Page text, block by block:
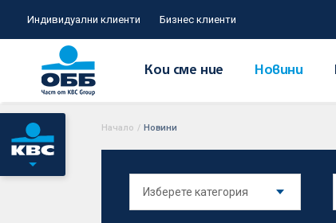
Индивидуални клиенти Бизнес клиенти
Кои сме ние Новини
Начало / Новини